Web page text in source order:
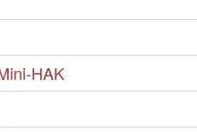
HAK